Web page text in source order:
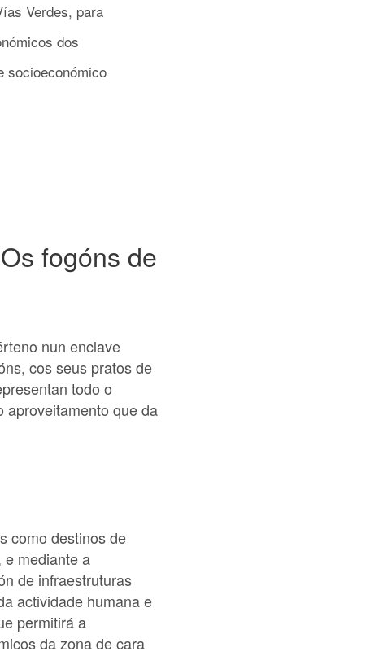
Verdes, para
dos
socioeconómico
fogóns de
nun enclave
cos seus pratos de
todo o
aproveitamento que da
como destinos de
e mediante a
de infraestruturas
actividade humana e
permitirá a
da zona de cara